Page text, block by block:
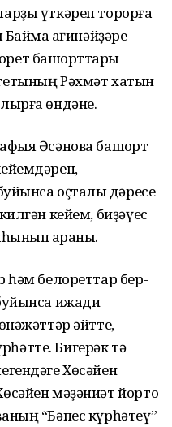
үткәреп торорға
ағинәйҙәре
башҡорттары
Рәхмәт хатын
өндәне.
Әсәнова башҡорт
оҫталыҡ дәресе
кейем, биҙәүес
ҡараны.
һәм белореттар бер-
ижади
әйтте,
Бигерәк тә
Хөсәйен
мәҙәниәт йорто
“Бәпес күрһәтеү”